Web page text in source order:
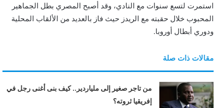
استمرت لتسع سنوات مع النادي، وقد أصبح المصري بطل الجماهير
المحبوب خلال حقبته مع الريدز حيث فاز بالعديد من الألقاب المحلية
ودوري أبطال أوروبا.
مقالات ذات صلة
من تاجر صغير إلى ملياردير.. كيف بنى أغنى رجل في
إفريقيا ثروته؟